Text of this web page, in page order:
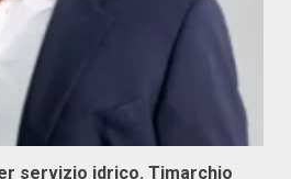
servizio idrico. Timarchio